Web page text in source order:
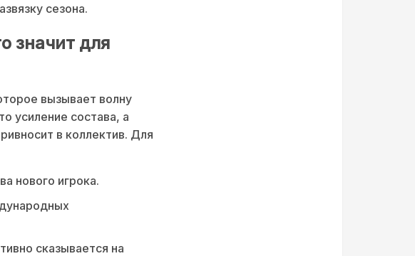
сезона.
значит для
вызывает волну
усиление состава, а
в коллектив. Для
нового игрока.
сказывается на